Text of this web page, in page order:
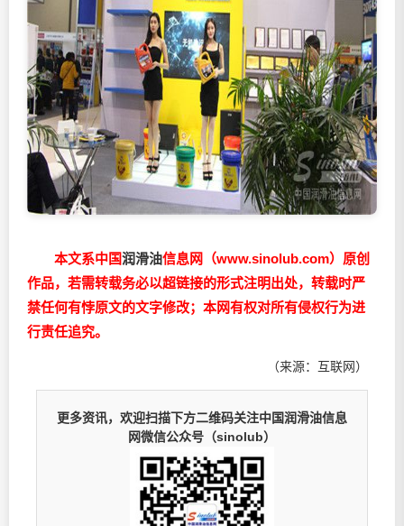
本文系中国润滑油信息网（www.sinolub.com）原创
作品，若需转载务必以超链接的形式注明出处，转载时严
禁任何有悖原文的文字修改；本网有权对所有侵权行为进
行责任追究。
（来源：互联网）
更多资讯，欢迎扫描下方二维码关注中国润滑油信息
网微信公众号（sinolub）